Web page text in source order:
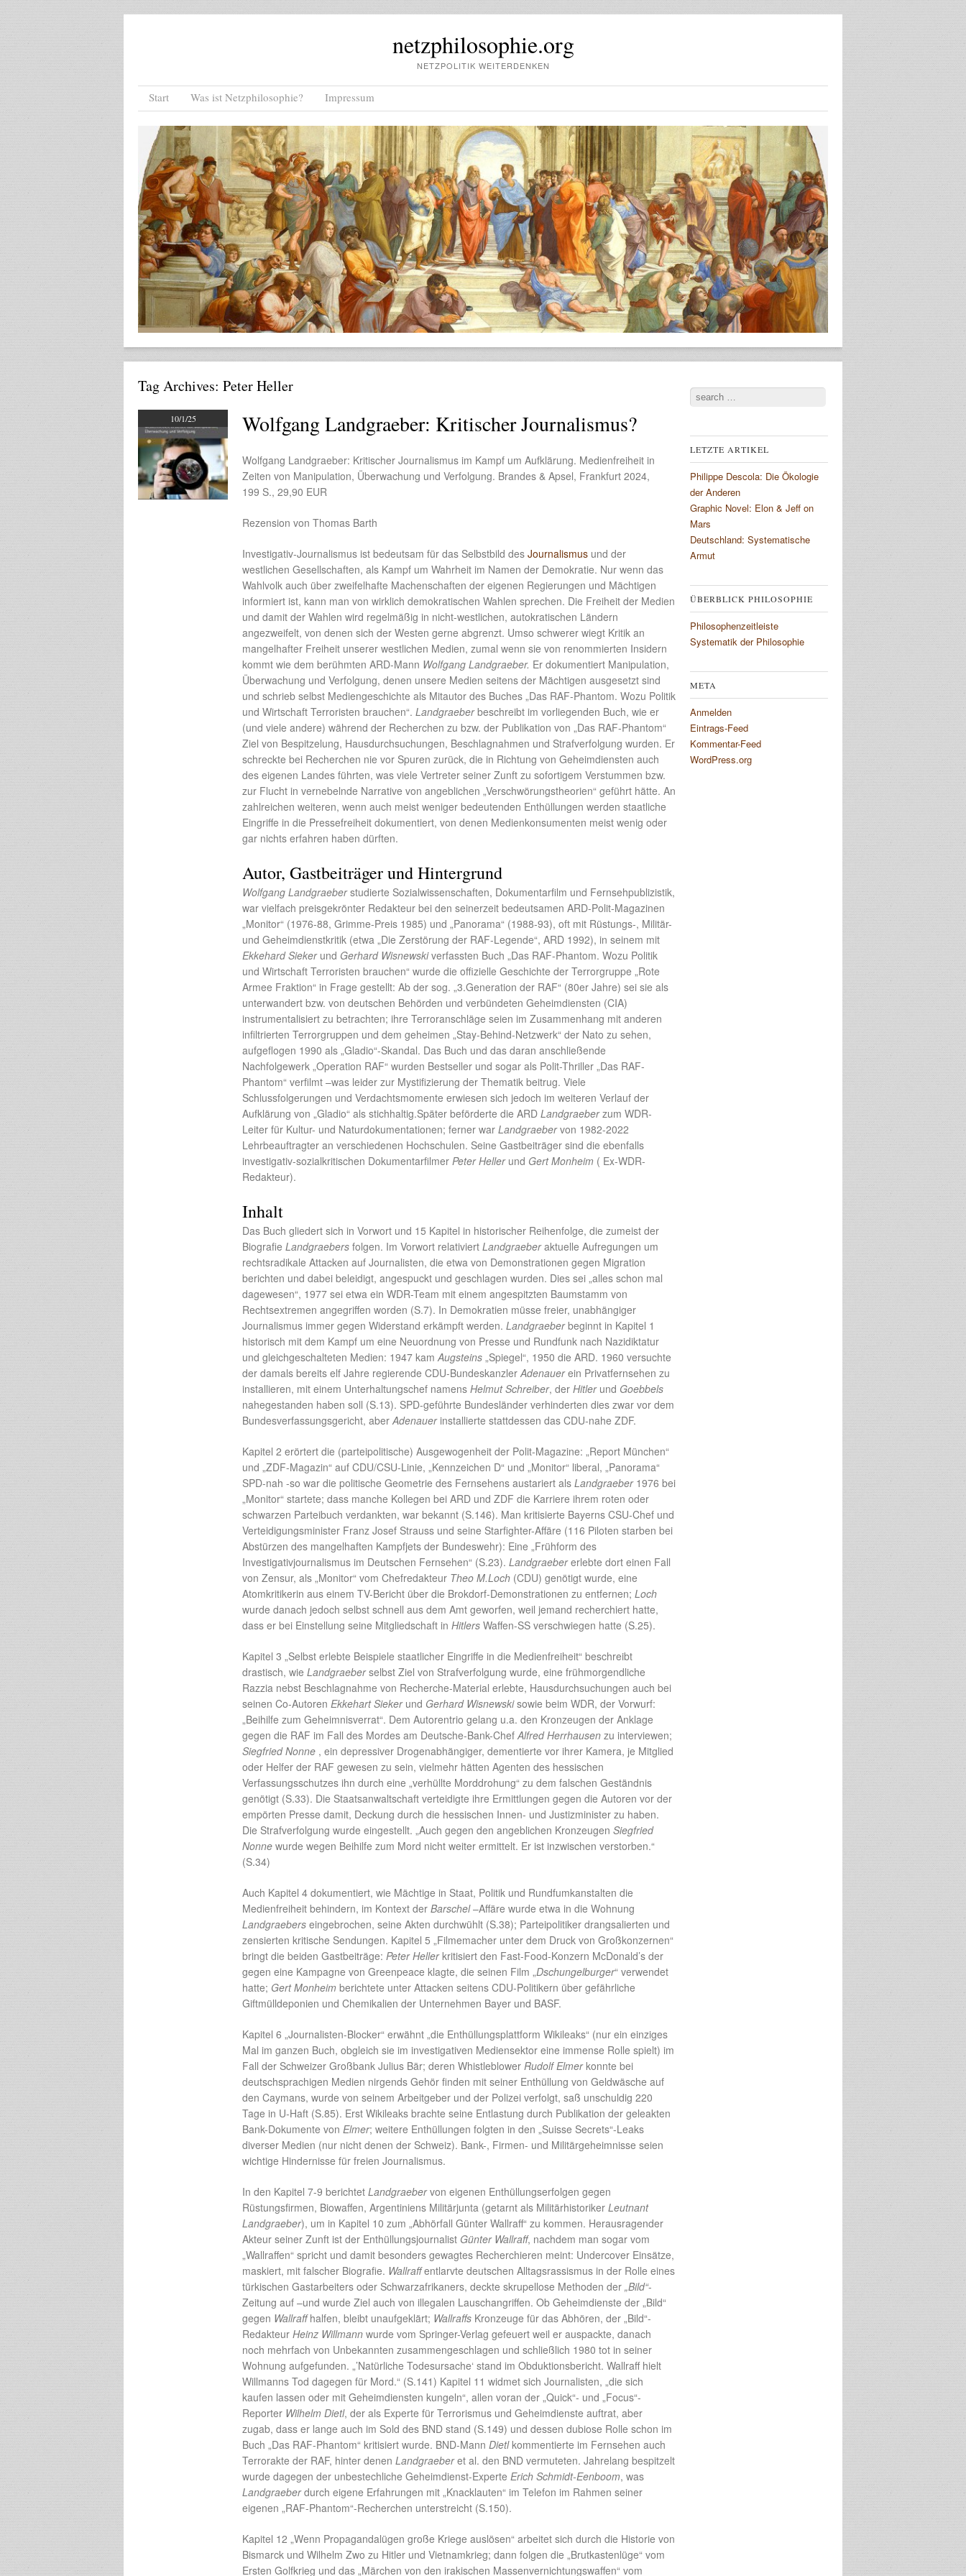
netzphilosophie.org
NETZPOLITIK WEITERDENKEN
Menu
Skip to content
Start Was ist Netzphilosophie? Impressum
Tag Archives: Peter Heller
10/1/25 Wolfgang Landgraeber: Kritischer Journalismus?
Wolfgang Landgraeber: Kritischer Journalismus im Kampf um Aufklärung. Medienfreiheit in
Zeiten von Manipulation, Überwachung und Verfolgung. Brandes & Apsel, Frankfurt 2024,
199 S., 29,90 EUR
Rezension von Thomas Barth
Investigativ-Journalismus ist bedeutsam für das Selbstbild des Journalismus und der
westlichen Gesellschaften, als Kampf um Wahrheit im Namen der Demokratie. Nur wenn das
Wahlvolk auch über zweifelhafte Machenschaften der eigenen Regierungen und Mächtigen
informiert ist, kann man von wirklich demokratischen Wahlen sprechen. Die Freiheit der Medien
und damit der Wahlen wird regelmäßig in nicht-westlichen, autokratischen Ländern
angezweifelt, von denen sich der Westen gerne abgrenzt. Umso schwerer wiegt Kritik an
mangelhafter Freiheit unserer westlichen Medien, zumal wenn sie von renommierten Insidern
kommt wie dem berühmten ARD-Mann Wolfgang Landgraeber. Er dokumentiert Manipulation,
Überwachung und Verfolgung, denen unsere Medien seitens der Mächtigen ausgesetzt sind
und schrieb selbst Mediengeschichte als Mitautor des Buches „Das RAF-Phantom. Wozu Politik
und Wirtschaft Terroristen brauchen“. Landgraeberbeschreibt im vorliegenden Buch, wie er
(und viele andere) während der Recherchen zu bzw. der Publikation von „Das RAF-Phantom“
Ziel von Bespitzelung, Hausdurchsuchungen, Beschlagnahmen und Strafverfolgung wurden. Er
schreckte bei Recherchen nie vor Spuren zurück, die in Richtung von Geheimdiensten auch
des eigenen Landes führten, was viele Vertreter seiner Zunft zu sofortigem Verstummen bzw.
zur Flucht in vernebelnde Narrative von angeblichen „Verschwörungstheorien“ geführt hätte. An
zahlreichen weiteren, wenn auch meist weniger bedeutenden Enthüllungen werden staatliche
Eingriffe in die Pressefreiheit dokumentiert, von denen Medienkonsumenten meist wenig oder
gar nichts erfahren haben dürften.
Autor, Gastbeiträger und Hintergrund
Wolfgang Landgraeberstudierte Sozialwissenschaften, Dokumentarfilm und Fernsehpublizistik,
war vielfach preisgekrönter Redakteur bei den seinerzeit bedeutsamen ARD-Polit-Magazinen
„Monitor“ (1976-88, Grimme-Preis 1985) und „Panorama“ (1988-93), oft mit Rüstungs-, Militär-
und Geheimdienstkritik (etwa „Die Zerstörung der RAF-Legende“, ARD 1992), in seinem mit
Ekkehard Sieker und Gerhard Wisnewskiverfassten Buch „Das RAF-Phantom. Wozu Politik
und Wirtschaft Terroristen brauchen“ wurde die offizielle Geschichte der Terrorgruppe „Rote
Armee Fraktion“ in Frage gestellt: Ab der sog. „3.Generation der RAF“ (80er Jahre) sei sie als
unterwandert bzw. von deutschen Behörden und verbündeten Geheimdiensten (CIA)
instrumentalisiert zu betrachten; ihre Terroranschläge seien im Zusammenhang mit anderen
infiltrierten Terrorgruppen und dem geheimen „Stay-Behind-Netzwerk“ der Nato zu sehen,
aufgeflogen 1990 als „Gladio“-Skandal. Das Buch und das daran anschließende
Nachfolgewerk „Operation RAF“ wurden Bestseller und sogar als Polit-Thriller „Das RAF-
Phantom“ verfilmt –was leider zur Mystifizierung der Thematik beitrug. Viele
Schlussfolgerungen und Verdachtsmomente erwiesen sich jedoch im weiteren Verlauf der
Aufklärung von „Gladio“ als stichhaltig.Später beförderte die ARD Landgraeberzum WDR-
Leiter für Kultur- und Naturdokumentationen; ferner war Landgraebervon 1982-2022
Lehrbeauftragter an verschiedenen Hochschulen. Seine Gastbeiträger sind die ebenfalls
investigativ-sozialkritischen Dokumentarfilmer Peter Hellerund Gert Monheim ( Ex-WDR-
Redakteur).
Inhalt
Das Buch gliedert sich in Vorwort und 15 Kapitel in historischer Reihenfolge, die zumeist der
Biografie Landgraebers folgen. Im Vorwort relativiert Landgraeberaktuelle Aufregungen um
rechtsradikale Attacken auf Journalisten, die etwa von Demonstrationen gegen Migration
berichten und dabei beleidigt, angespuckt und geschlagen wurden. Dies sei „alles schon mal
dagewesen“, 1977 sei etwa ein WDR-Team mit einem angespitzten Baumstamm von
Rechtsextremen angegriffen worden (S.7). In Demokratien müsse freier, unabhängiger
Journalismus immer gegen Widerstand erkämpft werden. Landgraeberbeginnt in Kapitel 1
historisch mit dem Kampf um eine Neuordnung von Presse und Rundfunk nach Nazidiktatur
und gleichgeschalteten Medien: 1947 kamAugsteins „Spiegel“, 1950 die ARD. 1960 versuchte
der damals bereits elf Jahre regierende CDU-BundeskanzlerAdenauerein Privatfernsehen zu
installieren, mit einem Unterhaltungschef namens Helmut Schreiber, der Hitlerund Goebbels
nahegestanden haben soll (S.13). SPD-geführte Bundesländer verhinderten dies zwar vor dem
Bundesverfassungsgericht, aberAdenauerinstallierte stattdessen das CDU-nahe ZDF.
Kapitel 2 erörtert die (parteipolitische) Ausgewogenheit der Polit-Magazine: „Report München“
und „ZDF-Magazin“ auf CDU/CSU-Linie, „Kennzeichen D“ und „Monitor“ liberal, „Panorama“
SPD-nah -so war die politische Geometrie des Fernsehens austariert als Landgraeber1976 bei
„Monitor“ startete; dass manche Kollegen bei ARD und ZDF die Karriere ihrem roten oder
schwarzen Parteibuch verdankten, war bekannt (S.146). Man kritisierte Bayerns CSU-Chef und
Verteidigungsminister Franz Josef Strauss und seine Starfighter-Affäre (116 Piloten starben bei
Abstürzen des mangelhaften Kampfjets der Bundeswehr): Eine „Frühform des
Investigativjournalismus im Deutschen Fernsehen“ (S.23). Landgraebererlebte dort einen Fall
von Zensur, als „Monitor“ vom Chefredakteur Theo M.Loch (CDU) genötigt wurde, eine
Atomkritikerin aus einem TV-Bericht über die Brokdorf-Demonstrationen zu entfernen; Loch
wurde danach jedoch selbst schnell aus dem Amt geworfen, weil jemand recherchiert hatte,
dass er bei Einstellung seine Mitgliedschaft in Hitlers Waffen-SS verschwiegen hatte (S.25).
Kapitel 3 „Selbst erlebte Beispiele staatlicher Eingriffe in die Medienfreiheit“ beschreibt
drastisch, wie Landgraeberselbst Ziel von Strafverfolgung wurde, eine frühmorgendliche
Razzia nebst Beschlagnahme von Recherche-Material erlebte, Hausdurchsuchungen auch bei
seinen Co-Autoren Ekkehart Sieker und Gerhard Wisnewskisowie beim WDR, der Vorwurf:
„Beihilfe zum Geheimnisverrat“. Dem Autorentrio gelang u.a. den Kronzeugen der Anklage
gegen die RAF im Fall des Mordes am Deutsche-Bank-ChefAlfred Herrhausen zu interviewen;
Siegfried Nonne , ein depressiver Drogenabhängiger, dementierte vor ihrer Kamera, je Mitglied
oder Helfer der RAF gewesen zu sein, vielmehr hätten Agenten des hessischen
Verfassungsschutzes ihn durch eine „verhüllte Morddrohung“ zu dem falschen Geständnis
genötigt (S.33). Die Staatsanwaltschaft verteidigte ihre Ermittlungen gegen die Autoren vor der
empörten Presse damit, Deckung durch die hessischen Innen- und Justizminister zu haben.
Die Strafverfolgung wurde eingestellt. „Auch gegen den angeblichen Kronzeugen Siegfried
Nonne wurde wegen Beihilfe zum Mord nicht weiter ermittelt. Er ist inzwischen verstorben.“
(S.34)
Auch Kapitel 4 dokumentiert, wie Mächtige in Staat, Politik und Rundfumkanstalten die
Medienfreiheit behindern, im Kontext der Barschel–Affäre wurde etwa in die Wohnung
Landgraebers eingebrochen, seine Akten durchwühlt (S.38); Parteipolitiker drangsalierten und
zensierten kritische Sendungen. Kapitel 5 „Filmemacher unter dem Druck von Großkonzernen“
bringt die beiden Gastbeiträge: Peter Hellerkritisiert den Fast-Food-Konzern McDonald’s der
gegen eine Kampagne von Greenpeace klagte, die seinen Film „Dschungelburger“ verwendet
hatte; Gert Monheim berichtete unter Attacken seitens CDU-Politikern über gefährliche
Giftmülldeponien und Chemikalien der Unternehmen Bayer und BASF.
Kapitel 6 „Journalisten-Blocker“ erwähnt „die Enthüllungsplattform Wikileaks“ (nur ein einziges
Mal im ganzen Buch, obgleich sie im investigativen Mediensektor eine immense Rolle spielt) im
Fall der Schweizer Großbank Julius Bär; deren Whistleblower Rudolf Elmerkonnte bei
deutschsprachigen Medien nirgends Gehör finden mit seiner Enthüllung von Geldwäsche auf
den Caymans, wurde von seinem Arbeitgeber und der Polizei verfolgt, saß unschuldig 220
Tage in U-Haft (S.85). Erst Wikileaks brachte seine Entlastung durch Publikation der geleakten
Bank-Dokumente von Elmer; weitere Enthüllungen folgten in den „Suisse Secrets“-Leaks
diverser Medien (nur nicht denen der Schweiz). Bank-, Firmen- und Militärgeheimnisse seien
wichtige Hindernisse für freien Journalismus.
In den Kapitel 7-9 berichtet Landgraebervon eigenen Enthüllungserfolgen gegen
Rüstungsfirmen, Biowaffen, Argentiniens Militärjunta (getarnt als Militärhistoriker Leutnant
Landgraeber), um in Kapitel 10 zum „Abhörfall Günter Wallraff“ zu kommen. Herausragender
Akteur seiner Zunft ist der Enthüllungsjournalist Günter Wallraff, nachdem man sogar vom
„Wallraffen“ spricht und damit besonders gewagtes Recherchieren meint: Undercover Einsätze,
maskiert, mit falscher Biografie. Wallraffentlarvte deutschen Alltagsrassismus in der Rolle eines
türkischen Gastarbeiters oder Schwarzafrikaners, deckte skrupellose Methoden der „Bild“-
Zeitung auf –und wurde Ziel auch von illegalen Lauschangriffen. Ob Geheimdienste der „Bild“
gegen Wallraffhalfen, bleibt unaufgeklärt; Wallraffs Kronzeuge für das Abhören, der „Bild“-
Redakteur Heinz Willmann wurde vom Springer-Verlag gefeuert weil er auspackte, danach
noch mehrfach von Unbekannten zusammengeschlagen und schließlich 1980 tot in seiner
Wohnung aufgefunden. „’Natürliche Todesursache‘ stand im Obduktionsbericht. Wallraff hielt
Willmanns Tod dagegen für Mord.“ (S.141) Kapitel 11 widmet sich Journalisten, „die sich
kaufen lassen oder mit Geheimdiensten kungeln“, allen voran der „Quick“- und „Focus“-
Reporter Wilhelm Dietl, der als Experte für Terrorismus und Geheimdienste auftrat, aber
zugab, dass er lange auch im Sold des BND stand (S.149) und dessen dubiose Rolle schon im
Buch „Das RAF-Phantom“ kritisiert wurde. BND-Mann Dietlkommentierte im Fernsehen auch
Terrorakte der RAF, hinter denen Landgraeberet al. den BND vermuteten. Jahrelang bespitzelt
wurde dagegen der unbestechliche Geheimdienst-Experte Erich Schmidt-Eenboom, was
Landgraeberdurch eigene Erfahrungen mit „Knacklauten“ im Telefon im Rahmen seiner
eigenen „RAF-Phantom“-Recherchen unterstreicht (S.150).
Kapitel 12 „Wenn Propagandalügen große Kriege auslösen“ arbeitet sich durch die Historie von
Bismarck und Wilhelm Zwo zu Hitler und Vietnamkrieg; dann folgen die „Brutkastenlüge“ vom
Ersten Golfkrieg und das „Märchen von den irakischen Massenvernichtungswaffen“ vom
Search
LETZTE ARTIKEL
Philippe Descola: Die Ökologie
der Anderen
Graphic Novel: Elon & Jeff on
Mars
Deutschland: Systematische
Armut
ÜBERBLICK PHILOSOPHIE
Philosophenzeitleiste
Systematik der Philosophie
META
Anmelden
Eintrags-Feed
Kommentar-Feed
WordPress.org